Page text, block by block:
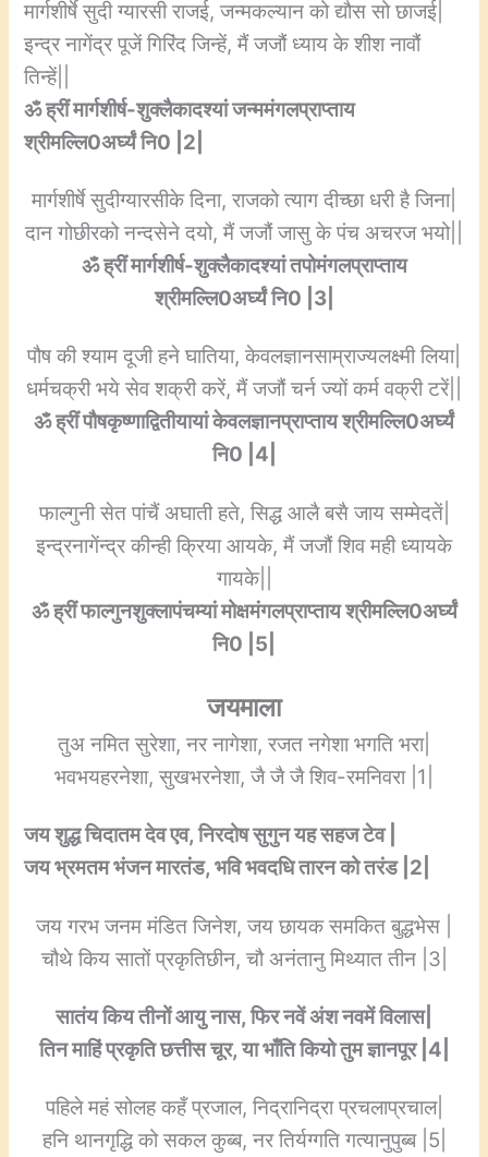
मार्गशीर्षे सुदी ग्यारसी राजई, जन्मकल्यान को द्यौस सो छाजई|
इन्द्र नागेंद्र पूजें गिरिंद जिन्हें, मैं जजौं ध्याय के शीश नावौं
तिन्हें||
ॐ ह्रीं मार्गशीर्ष-शुक्लैकादश्यां जन्ममंगलप्राप्ताय
श्रीमल्लि0अर्घ्यं नि0 |2|
मार्गशीर्षे सुदीग्यारसीके दिना, राजको त्याग दीच्छा धरी है जिना|
दान गोछीरको नन्दसेने दयो, मैं जजौं जासु के पंच अचरज भयो||
ॐ ह्रीं मार्गशीर्ष-शुक्लैकादश्यां तपोमंगलप्राप्ताय
श्रीमल्लि0अर्घ्यं नि0 |3|
पौष की श्याम दूजी हने घातिया, केवलज्ञानसाम्राज्यलक्ष्मी लिया|
धर्मचक्री भये सेव शक्री करें, मैं जजौं चर्न ज्यों कर्म वक्री टरें||
ॐ ह्रीं पौषकृष्णाद्वितीयायां केवलज्ञानप्राप्ताय श्रीमल्लि0अर्घ्यं
नि0 |4|
फाल्गुनी सेत पांचैं अघाती हते, सिद्ध आलै बसै जाय सम्मेदतें|
इन्द्रनागेंन्द्र कीन्ही क्रिया आयके, मैं जजौं शिव मही ध्यायके
गायके||
ॐ ह्रीं फाल्गुनशुक्लापंचम्यां मोक्षमंगलप्राप्ताय श्रीमल्लि0अर्घ्यं
नि0 |5|
जयमाला
तुअ नमित सुरेशा, नर नागेशा, रजत नगेशा भगति भरा|
भवभयहरनेशा, सुखभरनेशा, जै जै जै शिव-रमनिवरा |1|
जय शुद्ध चिदातम देव एव, निरदोष सुगुन यह सहज टेव |
जय भ्रमतम भंजन मारतंड, भवि भवदधि तारन को तरंड |2|
जय गरभ जनम मंडित जिनेश, जय छायक समकित बुद्धभेस |
चौथे किय सातों प्रकृतिछीन, चौ अनंतानु मिथ्यात तीन |3|
सातंय किय तीनों आयु नास, फिर नवें अंश नवमें विलास|
तिन माहिं प्रकृति छत्तीस चूर, या भाँति कियो तुम ज्ञानपूर |4|
पहिले महं सोलह कहँ प्रजाल, निद्रानिद्रा प्रचलाप्रचाल|
हनि थानगृद्धि को सकल कुब्ब, नर तिर्यग्गति गत्यानुपुब्ब |5|